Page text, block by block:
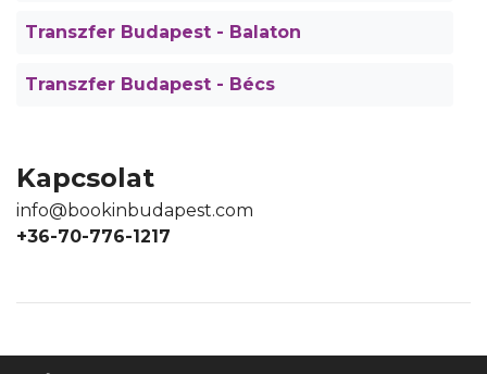
Transzfer Budapest - Balaton
Transzfer Budapest - Bécs
Kapcsolat
info@bookinbudapest.com
+36-70-776-1217